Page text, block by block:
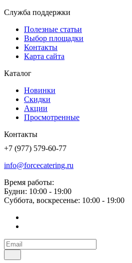
Служба поддержки
Полезные статьи
Выбор площадки
Контакты
Карта сайта
Каталог
Новинки
Скидки
Акции
Просмотренные
Контакты
+7 (977) 579-60-77
info@forcecatering.ru
Время работы:
Будни: 10:00 - 19:00
Суббота, воскресенье: 10:00 - 19:00